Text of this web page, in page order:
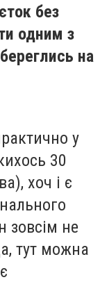
без
одним з
на
у
30
хоч і є
зовсім не
тут можна